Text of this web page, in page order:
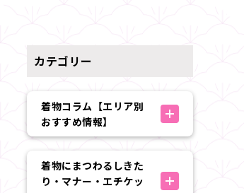
カテゴリー
着物コラム【エリア別
おすすめ情報】
着物にまつわるしきた
り・マナー・エチケッ